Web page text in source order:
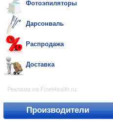
Фотоэпиляторы
Дарсонваль
Распродажа
Доставка
Реклама на FineHealth.ru:
Производители